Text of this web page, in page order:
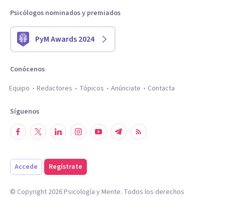
Psicólogos nominados y premiados
PyM Awards 2024
Conócenos
Equipo
Redactores Tópicos Anúnciate Contacta
Síguenos
Accede Regístrate
© Copyright 2026Psicología y Mente. Todos los derechos